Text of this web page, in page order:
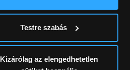
Testre szabás
Kizárólag az elengedhetetlen